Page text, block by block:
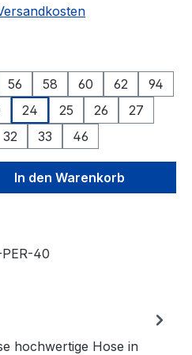
56 58 60 62
94
24 25 26
27
32 33 46
den
In den Warenkorb
40
hochwertige Hose in